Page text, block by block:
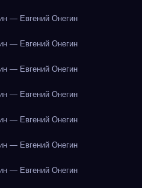
— Евгений Онегин
— Евгений Онегин
— Евгений Онегин
— Евгений Онегин
— Евгений Онегин
— Евгений Онегин
— Евгений Онегин